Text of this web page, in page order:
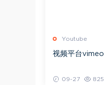
Youtube
视频平台vimeo
09-27 825